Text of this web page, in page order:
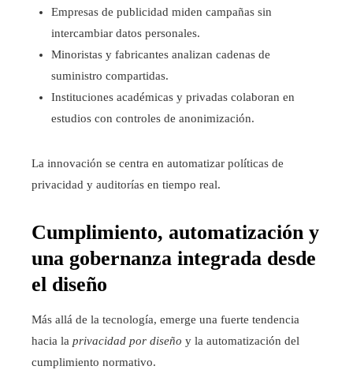
Empresas de publicidad miden campañas sin
intercambiar datos personales.
Minoristas y fabricantes analizan cadenas de
suministro compartidas.
Instituciones académicas y privadas colaboran en
estudios con controles de anonimización.
La innovación se centra en automatizar políticas de
privacidad y auditorías en tiempo real.
Cumplimiento, automatización y
una gobernanza integrada desde
el diseño
Más allá de la tecnología, emerge una fuerte tendencia
hacia la privacidad por diseño y la automatización del
cumplimiento normativo.